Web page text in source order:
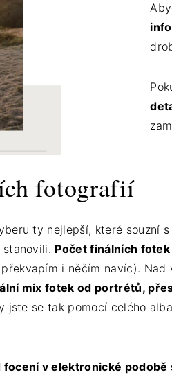
fotografií
ty nejlepší, které souzní
stanovili. Počet finálních
i něčím navíc). Nad
mix fotek od portrétů,
jste se tak pomocí celého
v elektronické podobě